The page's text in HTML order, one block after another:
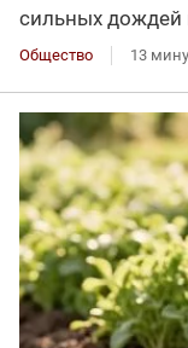
сильных дождей
Общество 13